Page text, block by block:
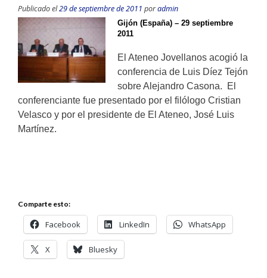
Publicado el29 de septiembre de 2011 poradmin
Gijón (España) – 29 septiembre
2011
El Ateneo Jovellanos acogió la
conferencia de Luis Díez Tejón
sobre Alejandro Casona. El
conferenciante fue presentado por el filólogo Cristian
Velasco y por el presidente de El Ateneo, José Luis
Martínez.
Comparte esto:
Facebook LinkedIn WhatsApp
X Bluesky